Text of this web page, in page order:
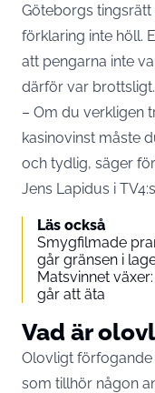
Göteborgs
förklaring inte höll.
att pengarna inte
därför var brottsligt.
– Om du verkligen
kasinovinst måste
och tydlig, säger
Jens Lapidus i TV4:s
Läs också
Smygfilmade
går gränsen i
Matsvinnet
går att äta
Vad är
Olovligt
som tillhör någon